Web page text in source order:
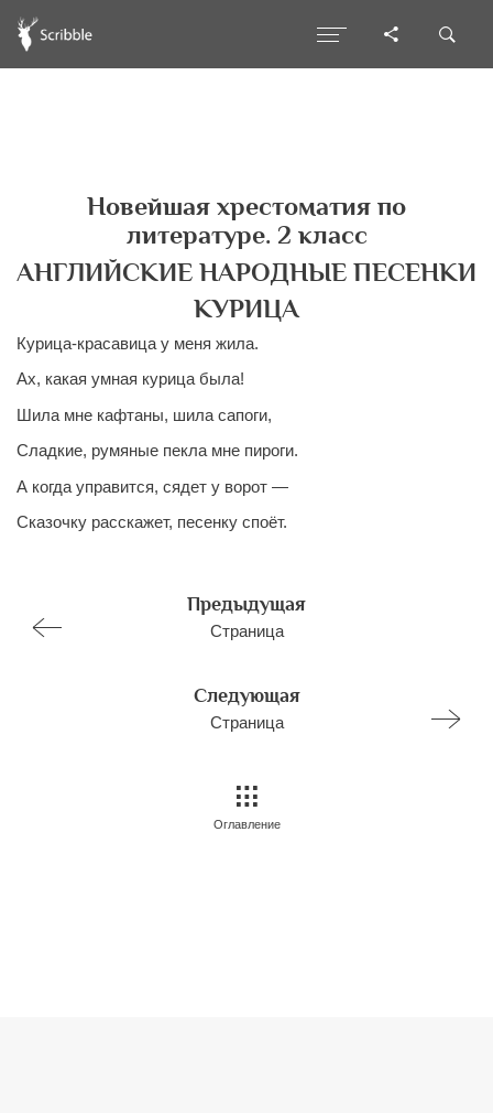
Новейшая хрестоматия по
литературе. 2 класс
АНГЛИЙСКИЕ НАРОДНЫЕ ПЕСЕНКИ
КУРИЦА
Курица-красавица у меня жила.
Ах, какая умная курица была!
Шила мне кафтаны, шила сапоги,
Сладкие, румяные пекла мне пироги.
А когда управится, сядет у ворот —
Сказочку расскажет, песенку споёт.
Предыдущая
Страница
Следующая
Страница
Оглавление